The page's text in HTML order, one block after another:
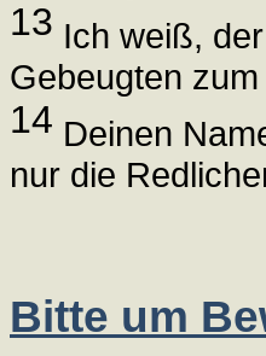
13 Ich weiß,
Gebeugten
14 Deinen
nur die
Bitte um